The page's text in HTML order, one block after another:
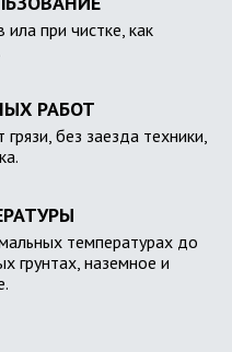
при чистке, как
РАБОТ
без заезда техники,
температурах до
грунтах, наземное и